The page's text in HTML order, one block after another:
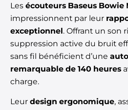
Les écouteurs Baseus Bowie
impressionnent par leur
exceptionnel. Offrant un son
suppression active du bruit
sans fil bénéficient d’une
remarquable de 140 heures
charge.
Leur design ergonomique,